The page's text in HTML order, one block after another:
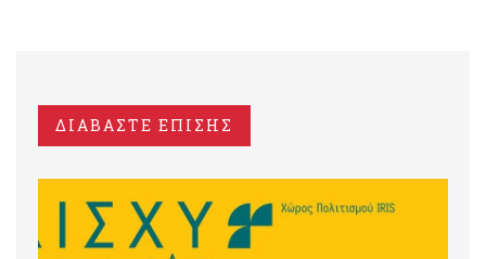
ΔΙΑΒΑΣΤΕ ΕΠΙΣΗΣ